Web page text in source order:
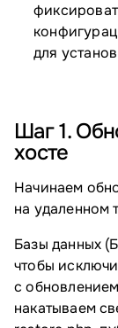
для
Шаг 1.
хосте
Начинаем
на удаленном
Базы данных
чтобы
с
накатываем